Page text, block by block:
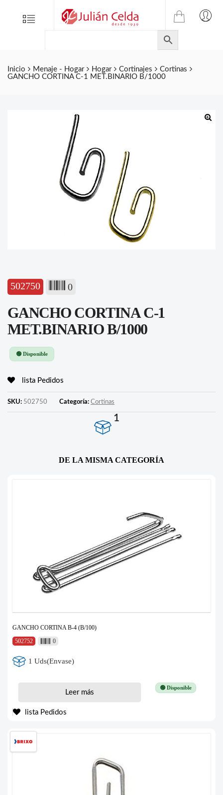
Menu
TIENDA
ONLINE
DE
JULIAN
CELDA
S.L.
Inicio Menaje - Hogar Hogar Cortinajes
Cortinas
GANCHO CORTINA C-1 MET.BINARIO B/1000
502750 0
GANCHO CORTINA C-1
MET.BINARIO B/1000
🟢 Disponible
lista Pedidos
SKU: 502750 Categoría: Cortinas
1
DE LA MISMA CATEGORÍA
GANCHO CORTINA B-4 (B/100)
502752
0
1 Uds(Envase)
🟢 Disponible
Leer más
lista Pedidos
Folletos
Contacto